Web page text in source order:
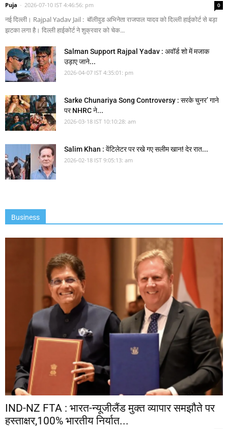
Puja - 2026-07-10 IST 4:46:56: pm 0
नई दिल्ली। Rajpal Yadav Jail : बॉलीवुड अभिनेता राजपाल यादव को दिल्ली हाईकोर्ट से बड़ा
झटका लगा है। दिल्ली हाईकोर्ट ने शुक्रवार को चेक...
Salman Support Rajpal Yadav : अवॉर्ड शो में मजाक
उड़ाए जाने...
2026-04-07 IST 4:35:01: pm
Sarke Chunariya Song Controversy : सरके चुनर’ गाने
पर NHRC ने...
2026-03-18 IST 10:10:28: am
Salim Khan : वेंटिलेटर पर रखे गए सलीम खान! देर रात...
2026-02-18 IST 9:05:13: am
Business
IND-NZ FTA : भारत-न्यूजीलैंड मुक्त व्यापार समझौते पर
हस्ताक्षर,100% भारतीय निर्यात...